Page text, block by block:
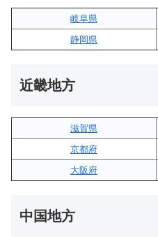
岐阜県
静岡県
近畿地方
滋賀県
京都府
大阪府
中国地方